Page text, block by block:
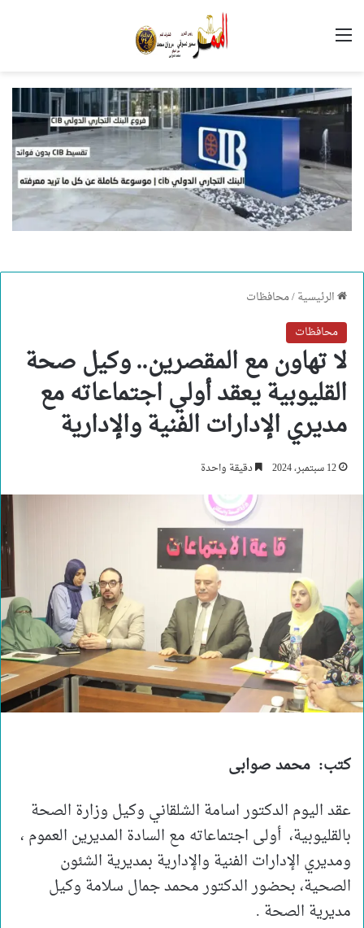
القائمة
الرئيسية/محافظات
محافظات
لا تهاون مع المقصرين.. وكيل صحة
القليوبية يعقد أولي اجتماعاته مع
مديري الإدارات الفنية والإدارية
12 سبتمبر، 2024 دقيقة واحدة
كتب: محمد صوابى
عقد اليوم الدكتور اسامة الشلقاني وكيل وزارة الصحة
بالقليوبية، أولى اجتماعاته مع السادة المديرين العموم ،
ومديري الإدارات الفنية والإدارية بمديرية الشئون
الصحية، بحضور الدكتور محمد جمال سلامة وكيل
مديرية الصحة .